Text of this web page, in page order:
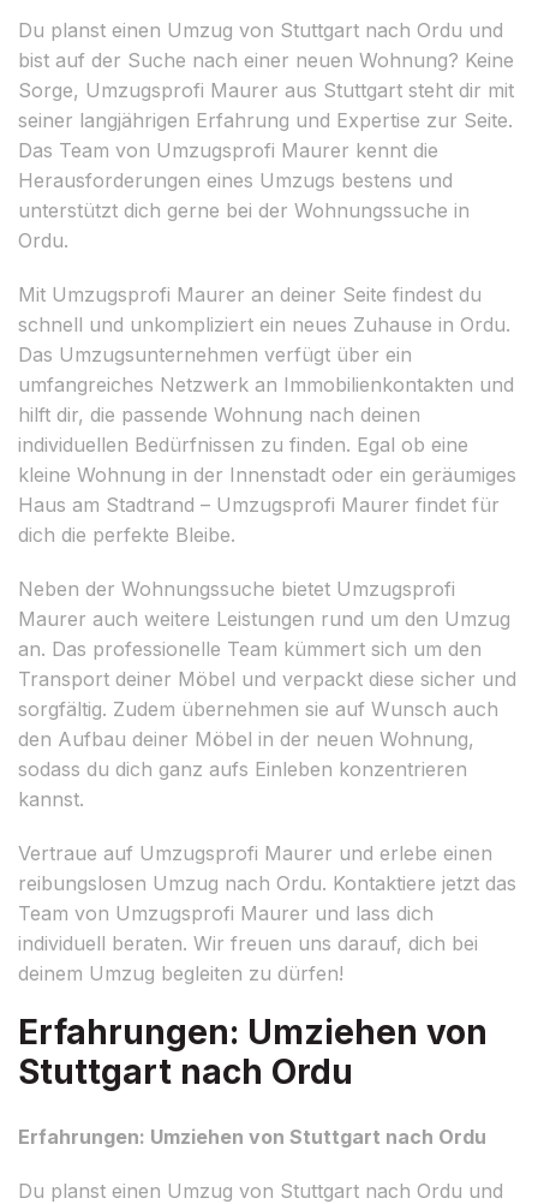
Du planst einen Umzug von Stuttgart nach Ordu und
bist auf der Suche nach einer neuen Wohnung? Keine
Sorge, Umzugsprofi Maurer aus Stuttgart steht dir mit
seiner langjährigen Erfahrung und Expertise zur Seite.
Das Team von Umzugsprofi Maurer kennt die
Herausforderungen eines Umzugs bestens und
unterstützt dich gerne bei der Wohnungssuche in
Ordu.
Mit Umzugsprofi Maurer an deiner Seite findest du
schnell und unkompliziert ein neues Zuhause in Ordu.
Das Umzugsunternehmen verfügt über ein
umfangreiches Netzwerk an Immobilienkontakten und
hilft dir, die passende Wohnung nach deinen
individuellen Bedürfnissen zu finden. Egal ob eine
kleine Wohnung in der Innenstadt oder ein geräumiges
Haus am Stadtrand – Umzugsprofi Maurer findet für
dich die perfekte Bleibe.
Neben der Wohnungssuche bietet Umzugsprofi
Maurer auch weitere Leistungen rund um den Umzug
an. Das professionelle Team kümmert sich um den
Transport deiner Möbel und verpackt diese sicher und
sorgfältig. Zudem übernehmen sie auf Wunsch auch
den Aufbau deiner Möbel in der neuen Wohnung,
sodass du dich ganz aufs Einleben konzentrieren
kannst.
Vertraue auf Umzugsprofi Maurer und erlebe einen
reibungslosen Umzug nach Ordu. Kontaktiere jetzt das
Team von Umzugsprofi Maurer und lass dich
individuell beraten. Wir freuen uns darauf, dich bei
deinem Umzug begleiten zu dürfen!
Erfahrungen: Umziehen von
Stuttgart nach Ordu
Erfahrungen: Umziehen von Stuttgart nach Ordu
Du planst einen Umzug von Stuttgart nach Ordu und